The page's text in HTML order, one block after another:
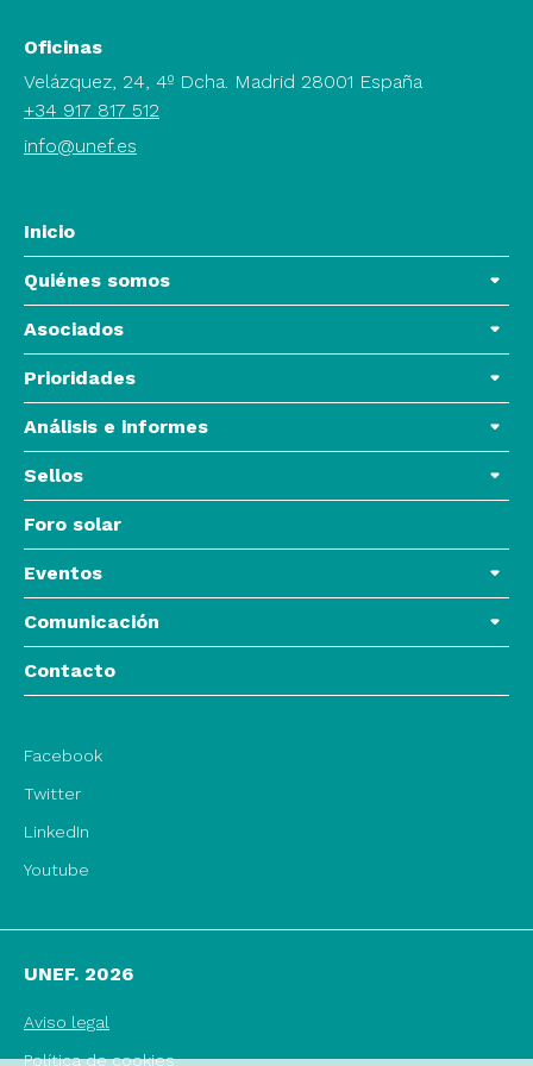
Oficinas
Velázquez, 24, 4º Dcha. Madrid 28001 España
+34 917 817 512
info@unef.es
Inicio
Quiénes somos
Asociados
Prioridades
Análisis e informes
Sellos
Foro solar
Eventos
Comunicación
Contacto
Facebook
Twitter
LinkedIn
Youtube
UNEF. 2026
Aviso legal
Política de cookies